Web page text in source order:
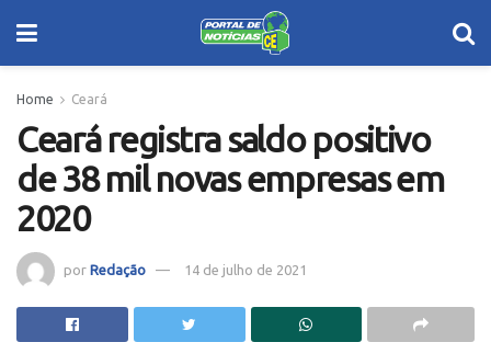
Home Ceará
Ceará registra saldo positivo
de 38 mil novas empresas em
2020
por Redação 14 de julho de 2021